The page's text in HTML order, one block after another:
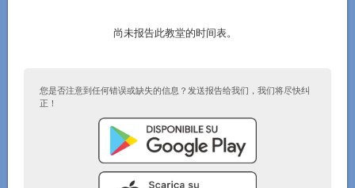
尚未报告此教堂的时间表。
您是否注意到任何错误或缺失的信息？发送报告给我们，我们将尽快纠
正！